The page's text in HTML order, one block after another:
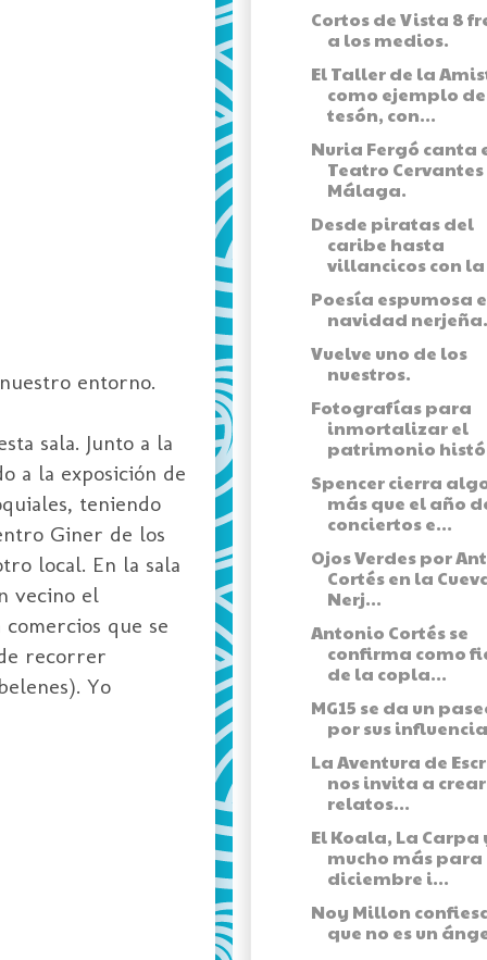
entorno.
sala. Junto a la
a la exposición de
teniendo
Giner de los
local. En la sala
vecino el
que se
recorrer
Yo
Cortos de Vista 8
a los medios.
El Taller de la
como ejemplo de
tesón, con...
Nuria Fergó canta
Teatro
Málaga.
Desde piratas del
caribe hasta
villancicos con la
Poesía espumosa
navidad nerjeña.
Vuelve uno de los
nuestros.
Fotografías para
inmortalizar el
patrimonio
Spencer cierra
más que el año
conciertos e...
Ojos Verdes por
Cortés en la
Nerj...
Antonio Cortés se
confirma como
de la copla...
MG15 se da un
por sus
La Aventura de
nos invita a crear
relatos...
El Koala, La Carpa
mucho más para
diciembre i...
Noy Millon
que no es un